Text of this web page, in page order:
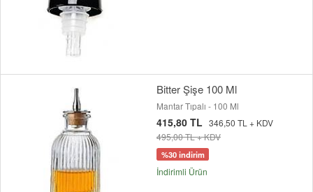
Bitter Şişe 100 Ml
Mantar Tıpalı - 100 Ml
415,80 TL 346,50 TL + KDV
495,00 TL + KDV
%30 indirim
İndirimli Ürün